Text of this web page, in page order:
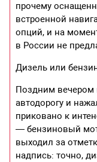
прочему
встроенной
опций, и на
в России не
Дизель или
Поздним вечером
автодорогу и
приковано к
— бензиновый
выходил за
надпись: точно,